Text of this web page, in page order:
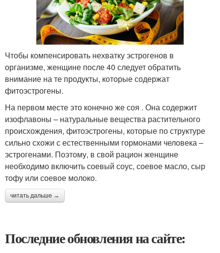
Чтобы компенсировать нехватку эстрогенов в
организме, женщине после 40 следует обратить
внимание на те продукты, которые содержат
фитоэстрогены.
На первом месте это конечно же соя . Она содержит
изофлавоны – натуральные вещества растительного
происхождения, фитоэстрогены, которые по структуре
сильно схожи с естественными гормонами человека –
эстрогенами. Поэтому, в свой рацион женщине
необходимо включить соевый соус, соевое масло, сыр
тофу или соевое молоко.
читать дальше →
Последние обновления на сайте: